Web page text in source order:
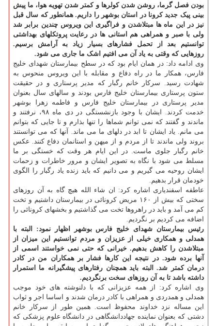
بودن فصل گرما، روشن شدن کولرها و کمتر شدن تهویه هوا، ما پیش
بینی پیک جدید کرونا در استان بوشهر را داریم. همانطور که سال قبل
نیز در این ماه ها مبتلاشدن و فراگیری این ویروس چندین برابر شد
ولی با صبر و همراهی هم استانی ها در رعایت پروتکلهای بهداشتی
توانستیم بعد از تحمل فشارهای بسیار زیاد به آرامش برسیم.
روزهایی که وقتی به یاد آن می افتیم اشک ما جاری می شود.
وی ادامه داد: در همان ایام بود که در سطح بیمارستان شهدای خلیج
فارس، همکار ما در راه دفاع و مقابله با این ویروس منحوس به
شهادت رسید. سرکار خانم رگبار که مدیر پرستاری و در حقیقت
ستون پرستاری بیمارستان خلیج فارس بودند و سالهای سال بعنوان
مدیر پرستاری در بیمارستان خلیج فارس و فاطمه زهرا بوشهر
خدمت کردند. ایشان با وجود بازنشستگی در دی ماه ۹۸، نرفتند و
ماندند و گفتند که نمی توانم شماها را تنها بذارم و تا جایی که بتوانم
می مانم. یاد ایشان تا ابد در دلهای ما می ماند. آنها که می توانستند
بروند ولی ماندند تا از مردم و از میهن و استانمان دفاع کنند. عکس
خانم رگبار جلوی ماست. در این ایام هر وقت که خستگی بر ما
مسلط می شود با نگاه به تصویر ایشان و مرور خاطرات و زحمات
ایشان روحیه می گیریم و می دانیم که باید زنده یاد رگبار را الگوی
خودمان قرار بدهیم.
عاطفه اسفندیاری اشاره کرد: ان شاء الله هیچ گاه به آن روزهای
سختی که بیش از ۱۶۰ مریض کرونائی در بیمارستان داشتیم و تخت
کم می آمد و باید در راهروها تخت می گذاشتیم و بخشهای کرونائی را
اضافه می کردیم بر نگردیم.
رئیس بیمارستان شهدای خلیج فارس بوشهر اظهار نمود: البته با
همدلی و همکاری خیلی از عزیزان و مردم توانستیم این میزان از
مبتلاشدن را کاهش بدهیم. خیرانی که حتی نمی خواستند اسمی از
آنها برده شود. در نتیجه این کارها فشار بر همکاران من در کادر
درمان کمتر شد. البته باید همچنان رفتارهای پیشگیرانه ما استمرار
داشته باشد تا به آن روزهای سخت برنگردیم.
وی اشاره کرد: از همه عزیزانی که با دلنوشته های خود موجب
همدلی و همدردی و همراهی با کادر درمان شدند و اساسا اجر و ثواب
این مساله نزد خداوند محفوظ است. همین طور از سرکار خانم
دشتی که بعنوان نماینده جهاددانشگاهی در دانشگاه علوم پزشکی که